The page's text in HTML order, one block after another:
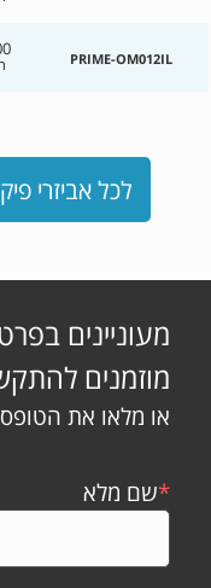
PRIME-OM012IL
לכל אביזרי
מוזמנים להתקשר: 1-700-
או מלאו את
*שם מלא